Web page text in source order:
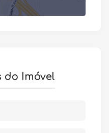
do Imóvel